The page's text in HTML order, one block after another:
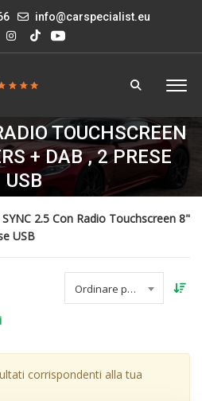
info@carspecialist.eu
TOUCHSCREEN
+ DAB , 2 PRESE
USB
SYNC 2.5 Con Radio Touchscreen 8"
USB
Ordinare per data
corrispondenti alla tua